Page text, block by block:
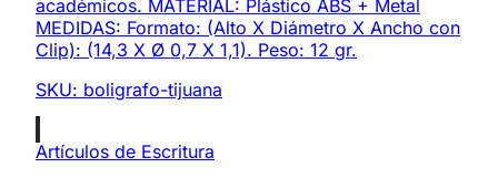
académicos. MATERIAL: Plástico ABS + Metal
MEDIDAS: Formato: (Alto X Diámetro X Ancho con
Clip): (14,3 X Ø 0,7 X 1,1). Peso: 12 gr.
SKU: boligrafo-tijuana
Artículos de Escritura